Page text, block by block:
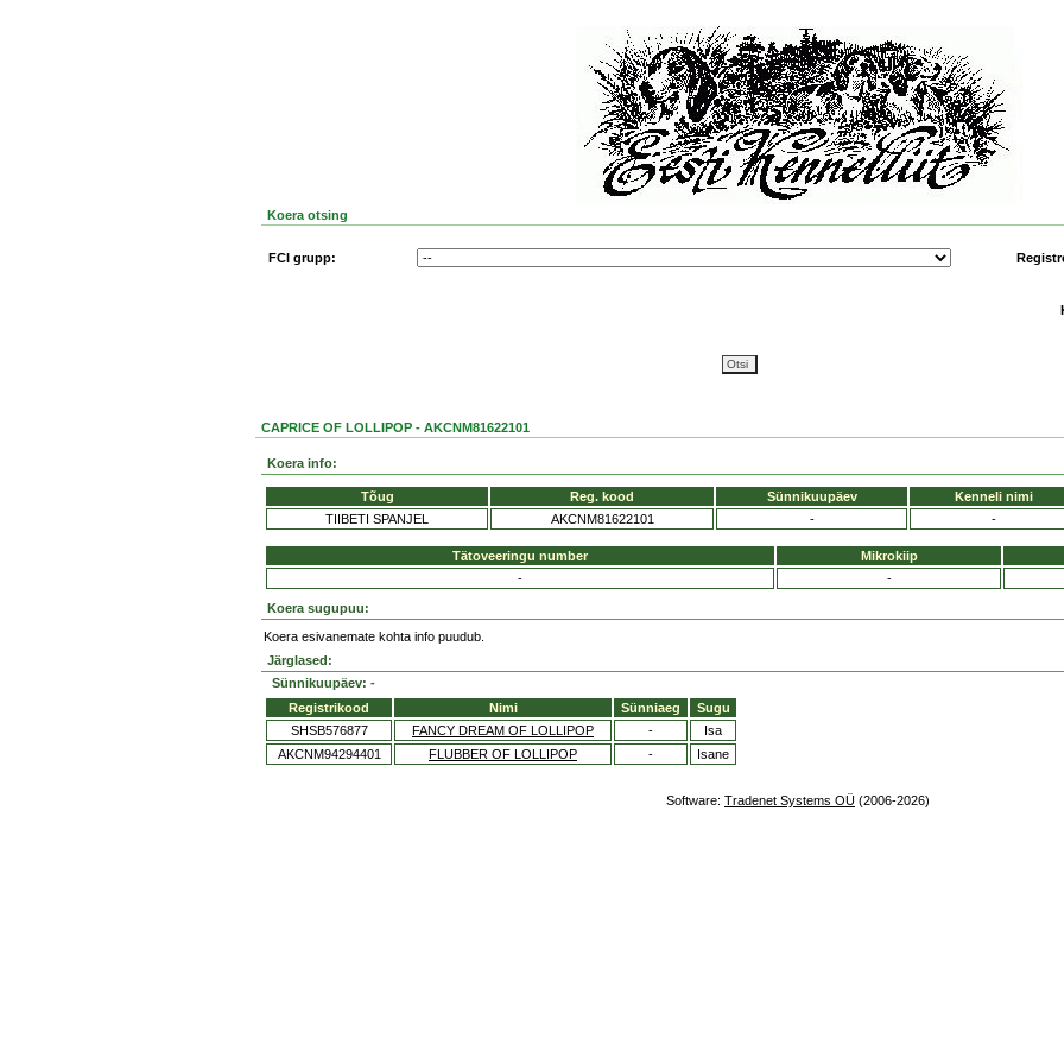
Koera otsing
FCI grupp:
CAPRICE OF LOLLIPOP - AKCNM81622101
Koera info:
Tõug Reg. kood Sünnikuupäev Kenneli nimi
TIIBETI SPANJEL
AKCNM81622101 - -
Tätoveeringu number Mikrokiip
-
-
Koera sugupuu:
Koera esivanemate kohta info puudub.
Järglased:
Sünnikuupäev: -
Registrikood
Nimi Sünniaeg
Sugu
SHSB576877
FANCY DREAM OF LOLLIPOP -
Isa
AKCNM94294401
FLUBBER OF LOLLIPOP - Isane
Software: Tradenet Systems OÜ (2006-2026)